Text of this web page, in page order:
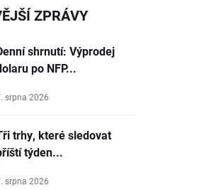
ZPRÁVY
shrnutí: Výprodej
po NFP...
srpna 2026
trhy, které sledovat
týden...
srpna 2026